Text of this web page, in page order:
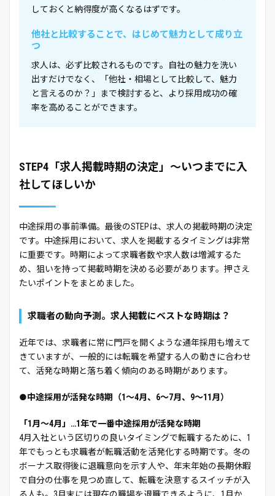
しておくと納得度が高くなるはずです。
他社と比較することで、はじめて魅力として成り立
つ
求人は、必ず比較されるものです。自社の魅力を洗い
出すだけでなく、「他社・相場として比較して、魅力
と言えるのか？」まで検討すると、より採用成功の確
率を高めることができます。
STEP4「求人掲載時期の決定」～いつまでに入
社してほしいか
中途採用の事前準備。最後のSTEPは、求人の掲載時期の決定
です。中途採用において、求人を掲載するタイミングは非常
に重要です。時期によって求職者数や求人数は増減するた
め、狙いを持って掲載時期を決める必要があります。押さえ
たいポイントをまとめました。
求職者の動向予測。求人掲載にベストな時期は？
近年では、求職者に常に門戸を開くような通年採用も増えて
きていますが、一般的には転職を希望する人の動きに合わせ
て、活発な時期と落ち着く傾向のある時期があります。
●中途採用が活発な時期（1～4月、6～7月、9～11月）
「1月～4月」…1年で一番中途採用が活発な時期
4月入社という区切りの良いタイミングで転職するために、1
年でもっとも求職者が転職活動を活発化する時期です。冬の
ボーナス取得後に退職意向を示す人や、年末年始の長期休暇
で自分の仕事を見つめ直して、転職を決意するスイッチが入